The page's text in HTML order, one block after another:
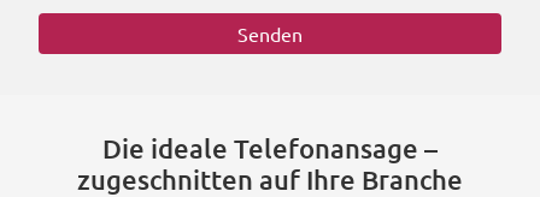
Senden
Die ideale Telefonansage –
zugeschnitten auf Ihre Branche